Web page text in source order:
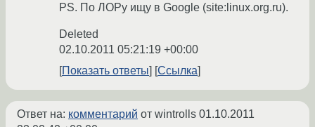
PS. По ЛОРу ищу в Google (site:linux.org.ru).
Deleted
02.10.2011 05:21:19 +00:00
Показать ответы
Ссылка
Ответ на: комментарий от wintrolls 01.10.2011